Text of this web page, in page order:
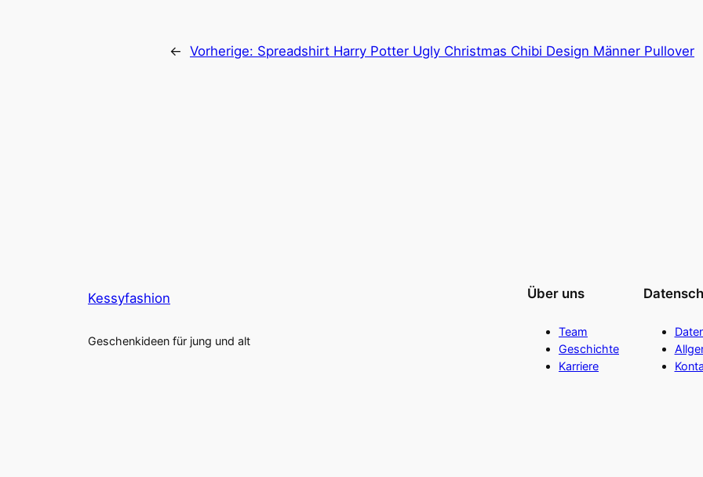
← Vorherige: Spreadshirt Harry Potter Ugly Christmas Chibi Design Männer Pullover
Kessyfashion
Geschenkideen für jung und alt
Über uns
Team
Geschichte
Karriere